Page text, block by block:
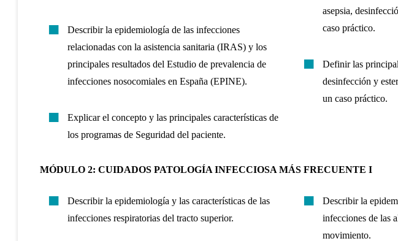
Describir la epidemiología de las infecciones
relacionadas con la asistencia sanitaria (IRAS) y los
principales resultados del Estudio de prevalencia de
infecciones nosocomiales en España (EPINE).
Explicar el concepto y las principales características de
los programas de Seguridad del paciente.
asepsia,
caso práctico.
Definir las
desinfección y
un caso práctico.
MÓDULO 2: CUIDADOS PATOLOGÍA INFECCIOSA MÁS FRECUENTE I
Describir la epidemiología y las características de las
infecciones respiratorias del tracto superior.
Describir la
infecciones de las
movimiento.